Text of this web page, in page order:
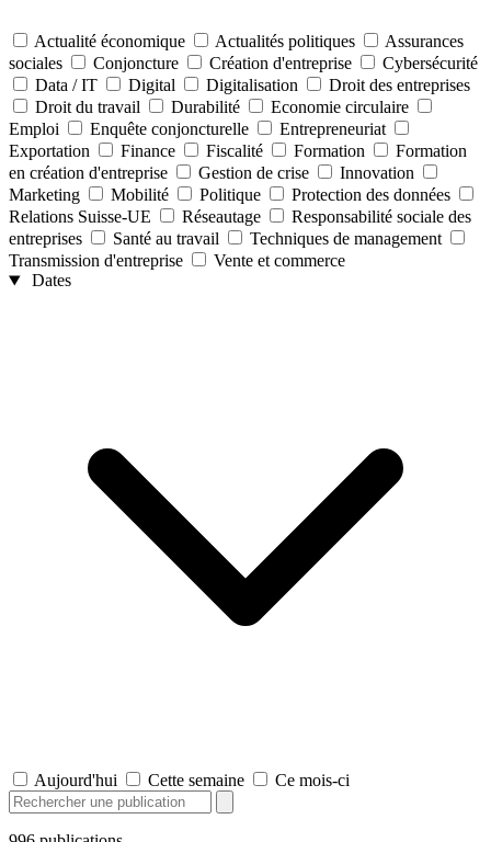
Actualité économique Actualités politiques
Assurances
sociales
Conjoncture Création d'entreprise
Cybersécurité
Data / IT
Digital Digitalisation
Droit des entreprises
Droit du travail
Durabilité
Economie circulaire
Emploi
Enquête conjoncturelle
Entrepreneuriat
Exportation
Finance Fiscalité Formation
Formation
en création d'entreprise
Gestion de crise
Innovation
Marketing
Mobilité Politique
Protection des données
Relations Suisse-UE
Réseautage
Responsabilité sociale des
entreprises
Santé au travail
Techniques de management
Transmission d'entreprise
Vente et commerce
Dates
Aujourd'hui Cette semaine Ce mois-ci